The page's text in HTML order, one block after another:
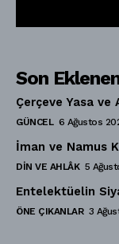
Son
Çerçeve Yasa
GÜNCEL 6 Ağustos
İman ve Namus
DIN VE AHLÂK 5
Entelektüelin
ÖNE ÇIKANLAR 3